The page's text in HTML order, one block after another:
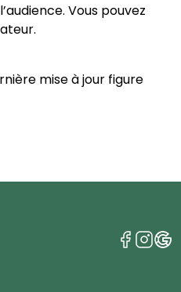
Vous pouvez
mise à jour figure